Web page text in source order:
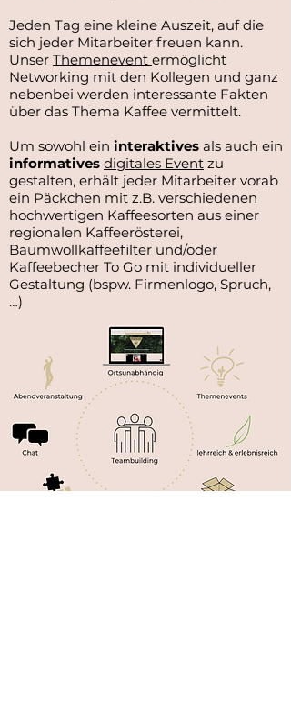
Jeden Tag eine kleine Auszeit, auf die
sich jeder Mitarbeiter freuen kann.
Unser Themenevent ermöglicht
Networking mit den Kollegen und ganz
nebenbei werden interessante Fakten
über das Thema Kaffee vermittelt.
Um sowohl ein interaktives als auch ein
informatives digitales Event zu
gestalten, erhält jeder Mitarbeiter vorab
ein Päckchen mit z.B. verschiedenen
hochwertigen Kaffeesorten aus einer
regionalen Kaffeerösterei,
Baumwollkaffeefilter und/oder
Kaffeebecher To Go mit individueller
Gestaltung (bspw. Firmenlogo, Spruch,
…)